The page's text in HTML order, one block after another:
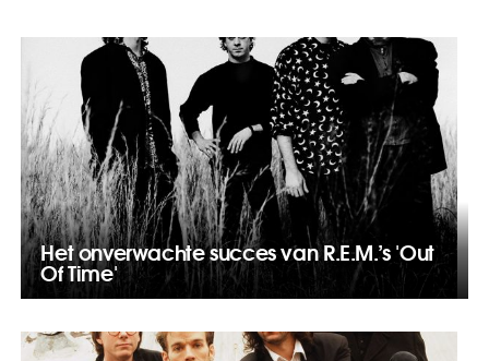
Het onverwachte succes van R.E.M.’s 'Out
Of Time'